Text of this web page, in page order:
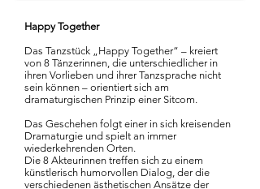
Happy Together
Das Tanzstück „Happy Together“ – kreiert
von 8 Tänzerinnen, die unterschiedlicher in
ihren Vorlieben und ihrer Tanzsprache nicht
sein können – orientiert sich am
dramaturgischen Prinzip einer Sitcom.
Das Geschehen folgt einer in sich kreisenden
Dramaturgie und spielt an immer
wiederkehrenden Orten.
Die 8 Akteurinnen treffen sich zu einem
künstlerisch humorvollen Dialog, der die
verschiedenen ästhetischen Ansätze der